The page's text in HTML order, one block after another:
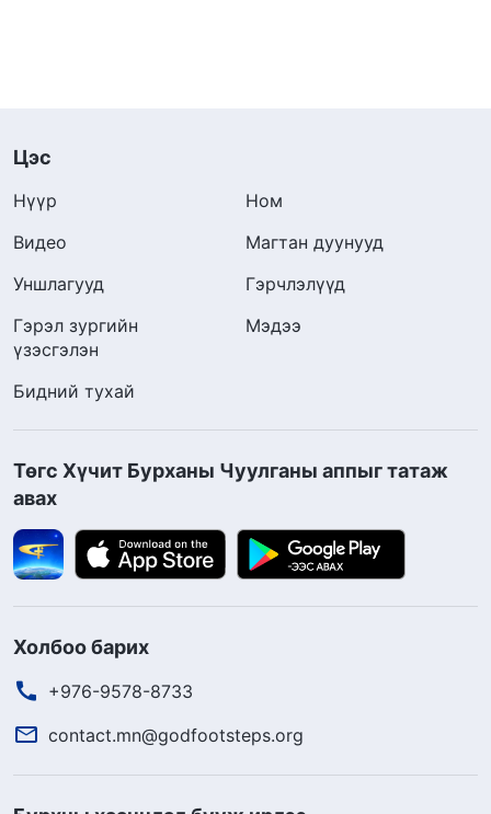
Цэс
Нүүр
Ном
Видео
Магтан дуунууд
Уншлагууд
Гэрчлэлүүд
Гэрэл зургийн
үзэсгэлэн
Мэдээ
Бидний тухай
Төгс Хүчит Бурханы Чуулганы аппыг татаж
авах
Холбоо барих
+976-9578-8733
contact.mn@godfootsteps.org